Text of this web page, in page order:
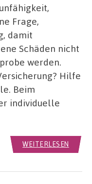
Frage,
damit
Schäden nicht
werden.
Hilfe
Beim
individuelle
WEITERLESEN